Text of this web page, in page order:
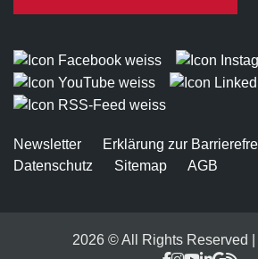
Newsletter
Erklärung zur
Datenschutz
Sitemap AGB
2026 © All Rights Reserved